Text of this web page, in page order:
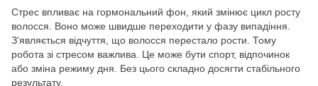
Стрес впливає на гормональний фон, який змінює цикл росту
волосся. Воно може швидше переходити у фазу випадіння.
З’являється відчуття, що волосся перестало рости. Тому
робота зі стресом важлива. Це може бути спорт, відпочинок
або зміна режиму дня. Без цього складно досягти стабільного
результату.